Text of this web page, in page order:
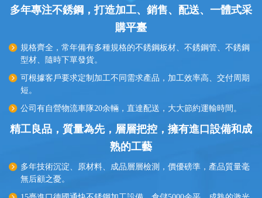
多年專注不銹鋼，打造加工、銷售、配送、一體式采
購平臺
規格齊全，常年備有多種規格的不銹鋼板材、不銹鋼管、不銹鋼
型材、隨時下單發貨。
可根據客戶要求定制加工不同需求產品，加工效率高、交付周期
短。
公司有自營物流車隊20余輛，直達配送，大大節約運輸時間。
精工良品，質量為先，層層把控，擁有進口設備和成
熟的工藝
多年技術沉淀、原材料、成品層層檢測，價優磅準，產品質量毫
無后顧之憂。